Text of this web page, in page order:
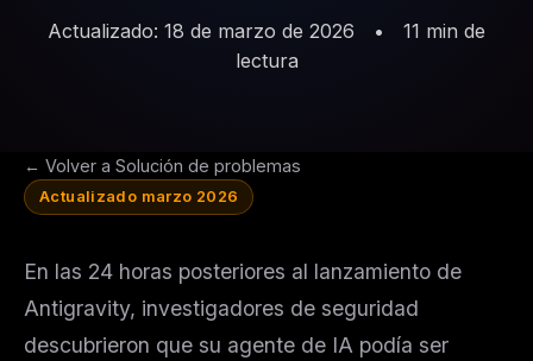
Actualizado: 18 de marzo de 2026 •
11 min de
lectura
← Volver a Solución de problemas
Actualizado marzo 2026
En las 24 horas posteriores al lanzamiento de
Antigravity, investigadores de seguridad
descubrieron que su agente de IA podía ser